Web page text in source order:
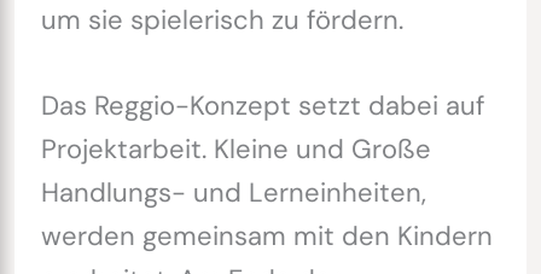
um sie spielerisch zu fördern.
Das Reggio-Konzept setzt dabei auf
Projektarbeit. Kleine und Große
Handlungs- und Lerneinheiten,
werden gemeinsam mit den Kindern